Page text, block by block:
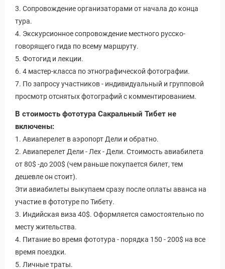
Туры
3. Сопровождение организаторами от начала до конца
тура.
4. Экскурсионное сопровождение местного русско-
говорящего гида по всему маршруту.
5. Фотогид и лекции.
6. 4 мастер-класса по этнографической фотографии.
7. По запросу участников - индивидуальный и групповой
просмотр отснятых фотографий с комментированием.
В стоимость фототура Сакральный Тибет не
включены:
1. Авиаперелет в аэропорт Дели и обратно.
2. Авиаперелет Дели - Лех - Дели. Стоимость авиабилета
от 80$ -до 200$ (чем раньше покупается билет, тем
дешевле он стоит).
Эти авиабилеты выкупаем сразу после оплаты аванса на
участие в фототуре по Тибету.
3. Индийская виза 40$. Оформляется самостоятельно по
месту жительства.
4. Питание во время фототура - порядка 150 - 200$ на все
время поездки.
5. Личные траты.